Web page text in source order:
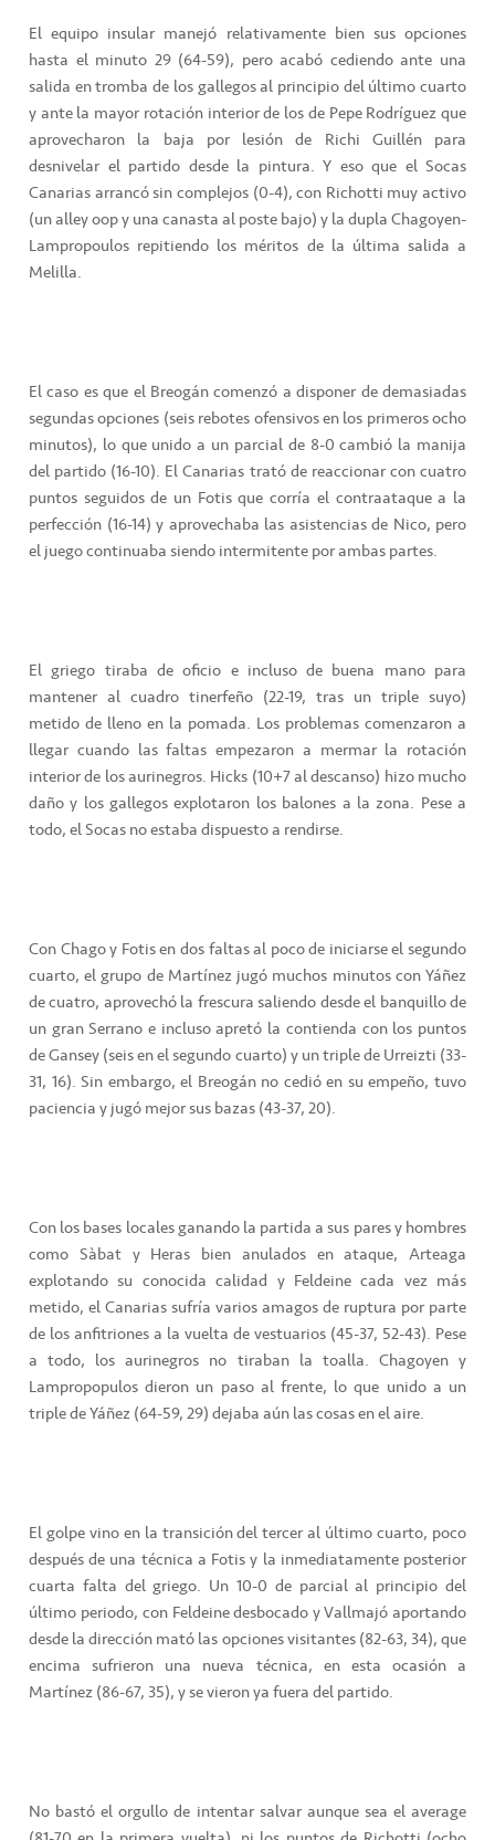
El equipo insular manejó relativamente bien sus opciones
hasta el minuto 29 (64-59), pero acabó cediendo ante una
salida en tromba de los gallegos al principio del último cuarto
y ante la mayor rotación interior de los de Pepe Rodríguez que
aprovecharon la baja por lesión de Richi Guillén para
desnivelar el partido desde la pintura. Y eso que el Socas
Canarias arrancó sin complejos (0-4), con Richotti muy activo
(un alley oop y una canasta al poste bajo) y la dupla Chagoyen-
Lampropoulos repitiendo los méritos de la última salida a
Melilla.
El caso es que el Breogán comenzó a disponer de demasiadas
segundas opciones (seis rebotes ofensivos en los primeros ocho
minutos), lo que unido a un parcial de 8-0 cambió la manija
del partido (16-10). El Canarias trató de reaccionar con cuatro
puntos seguidos de un Fotis que corría el contraataque a la
perfección (16-14) y aprovechaba las asistencias de Nico, pero
el juego continuaba siendo intermitente por ambas partes.
El griego tiraba de oficio e incluso de buena mano para
mantener al cuadro tinerfeño (22-19, tras un triple suyo)
metido de lleno en la pomada. Los problemas comenzaron a
llegar cuando las faltas empezaron a mermar la rotación
interior de los aurinegros. Hicks (10+7 al descanso) hizo mucho
daño y los gallegos explotaron los balones a la zona. Pese a
todo, el Socas no estaba dispuesto a rendirse.
Con Chago y Fotis en dos faltas al poco de iniciarse el segundo
cuarto, el grupo de Martínez jugó muchos minutos con Yáñez
de cuatro, aprovechó la frescura saliendo desde el banquillo de
un gran Serrano e incluso apretó la contienda con los puntos
de Gansey (seis en el segundo cuarto) y un triple de Urreizti (33-
31, 16). Sin embargo, el Breogán no cedió en su empeño, tuvo
paciencia y jugó mejor sus bazas (43-37, 20).
Con los bases locales ganando la partida a sus pares y hombres
como Sàbat y Heras bien anulados en ataque, Arteaga
explotando su conocida calidad y Feldeine cada vez más
metido, el Canarias sufría varios amagos de ruptura por parte
de los anfitriones a la vuelta de vestuarios (45-37, 52-43). Pese
a todo, los aurinegros no tiraban la toalla. Chagoyen y
Lampropopulos dieron un paso al frente, lo que unido a un
triple de Yáñez (64-59, 29) dejaba aún las cosas en el aire.
El golpe vino en la transición del tercer al último cuarto, poco
después de una técnica a Fotis y la inmediatamente posterior
cuarta falta del griego. Un 10-0 de parcial al principio del
último periodo, con Feldeine desbocado y Vallmajó aportando
desde la dirección mató las opciones visitantes (82-63, 34), que
encima sufrieron una nueva técnica, en esta ocasión a
Martínez (86-67, 35), y se vieron ya fuera del partido.
No bastó el orgullo de intentar salvar aunque sea el average